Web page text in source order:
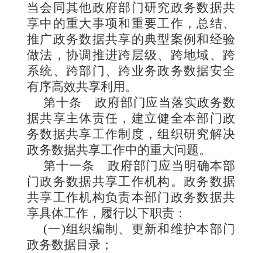
当会同其他政府部门研究政务数据共
享中的重大事项和重要工作，总结、
推广政务数据共享的典型案例和经验
做法，协调推进跨层级、跨地域、跨
系统、跨部门、跨业务政务数据安全
有序高效共享利用。
第十条 政府部门应当落实政务数
据共享主体责任，建立健全本部门政
务数据共享工作制度，组织研究解决
政务数据共享工作中的重大问题。
第十一条 政府部门应当明确本部
门政务数据共享工作机构。政务数据
共享工作机构负责本部门政务数据共
享具体工作，履行以下职责：
(一)组织编制、更新和维护本部门
政务数据目录；